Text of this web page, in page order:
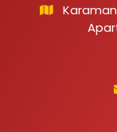
Karaman